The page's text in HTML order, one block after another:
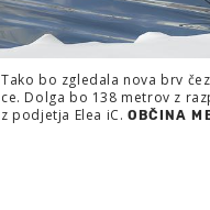
Tako bo zgledala nova brv
ce. Dolga bo 138 metrov z
z podjetja Elea iC. OBČINA